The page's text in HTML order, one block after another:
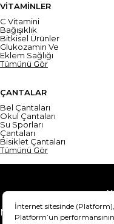
VİTAMİNLER
C Vitamini
Bağışıklık
Bitkisel Ürünler
Glukozamin Ve
Eklem Sağlığı
Tümünü Gör
ÇANTALAR
Bel Çantaları
Okul Çantaları
Su Sporları
Çantaları
Bisiklet Çantaları
Tümünü Gör
Mesafeli Satış Sözleşmesi